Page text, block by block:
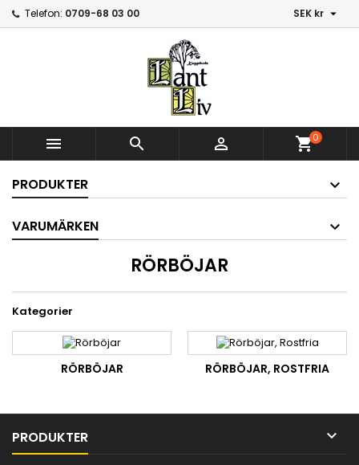
Telefon: 0709-68 03 00 SEK kr 
   shopping_cart0
PRODUKTER
VARUMÄRKEN
RÖRBÖJAR
Kategorier
RÖRBÖJAR RÖRBÖJAR, ROSTFRIA
PRODUKTER 